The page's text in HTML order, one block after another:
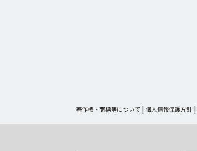
著作権・商標等について 個人情報保護方針